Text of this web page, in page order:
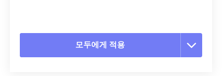
모두에게 적용